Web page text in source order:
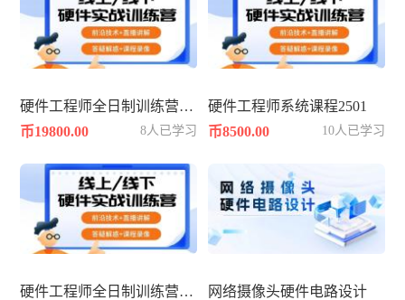
硬件工程师全日制训练营2504期
币19800.00
8人已学习
硬件工程师系统课程2501
币8500.00
10人已学习
硬件工程师全日制训练营2502期
网络摄像头硬件电路设计